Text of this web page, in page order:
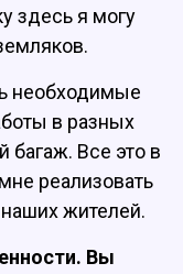
здесь я могу
необходимые
в разных
багаж. Все это в
реализовать
жителей.
Вы